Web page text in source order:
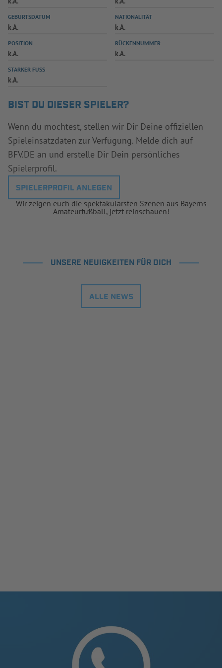
SPIELPLUS
GEBURTSDATUM
k.A.
NATIONALITÄT
k.A.
POSITION
k.A.
RÜCKENNUMMER
k.A.
STARKER FUSS
k.A.
BIST DU DIESER SPIELER?
Wenn du möchtest, stellen wir Dir Deine offiziellen
Spieleinsatzdaten zur Verfügung. Melde dich auf
BFV.DE an und erstelle Dir Dein persönliches
Spielerprofil.
SPIELERPROFIL ANLEGEN
Wir zeigen euch die spektakulärsten Szenen aus Bayerns
Amateurfußball, jetzt reinschauen!
UNSERE NEUIGKEITEN FÜR DICH
ALLE NEWS